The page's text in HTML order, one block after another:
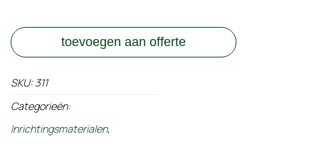
toevoegen aan offerte
SKU:311
Categorieën:
Inrichtingsmaterialen,